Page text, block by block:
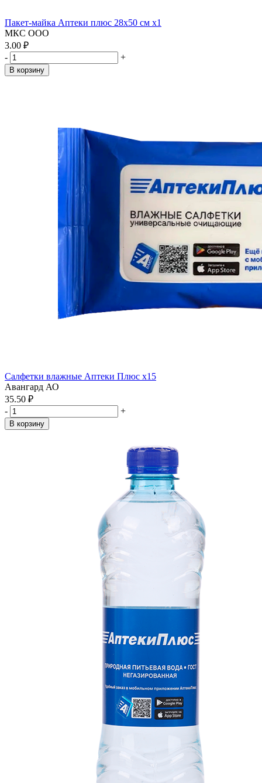
Пакет-майка Аптеки плюс 28х50 см x1
МКС ООО
3.00 ₽
-
+
В корзину
Салфетки влажные Аптеки Плюс x15
Авангард АО
35.50 ₽
-
+
В корзину